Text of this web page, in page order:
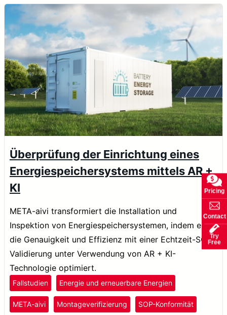
Überprüfung der Einrichtung eines
Energiespeichersystems mittels AR +
KI
META-aivi transformiert die Installation und
Inspektion von Energiespeichersystemen, indem es
die Genauigkeit und Effizienz mit einer Echtzeit-SOP-
Validierung unter Verwendung von AR + KI-
Technologie optimiert.
Fallstudien Energie und erneuerbare Energien
META-aivi Montageverifizierung SOP-Konformität
Pricing
Contact
Try
Free